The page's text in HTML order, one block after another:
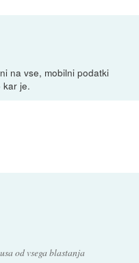
na vse, mobilni podatki
kar je.
od vsega blastanja